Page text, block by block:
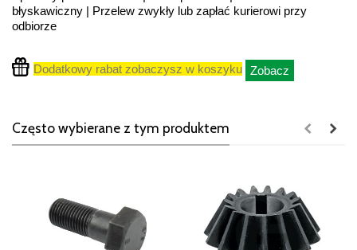
błyskawiczny | Przelew zwykły lub zapłać kurierowi przy
odbiorze
Dodatkowy rabat zobaczysz w koszyku Zobacz
Często wybierane z tym produktem